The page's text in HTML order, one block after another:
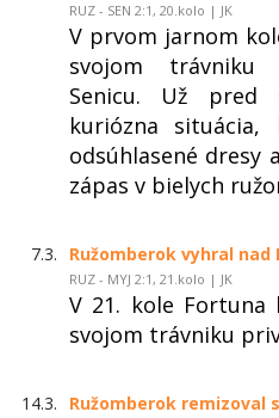
RUZ - SEN 2:1, 20.kolo | JK
V prvom jarnom
svojom trávniku
Senicu. Už pred
kuriózna
odsúhlasené dresy
zápas v bielych
7.3. Ružomberok vyhral nad
RUZ - MYJ 2:1, 21.kolo | JK
V 21. kole Fortuna
svojom trávniku
14.3. Ružomberok remizoval